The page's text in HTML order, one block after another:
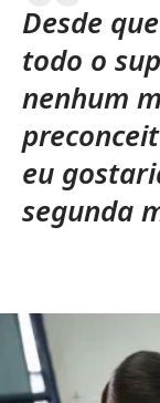
Desde
todo o
nenhum
eu
segunda